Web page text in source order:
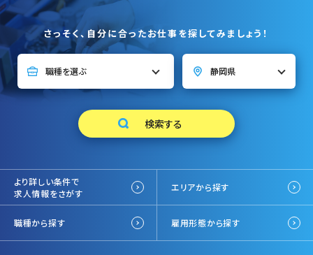
さっそく、自分に合ったお仕事を探してみましょう！
より詳しい条件で
求人情報をさがす
エリアから探す
職種から探す 雇用形態から探す